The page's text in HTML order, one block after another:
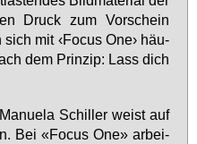
Druck zum Vor­schein
mit ‹Fo­cus One› häu­
dem Prin­zip: Lass dich
Schil­ler weist auf
Bei «Fo­cus One» ar­bei­